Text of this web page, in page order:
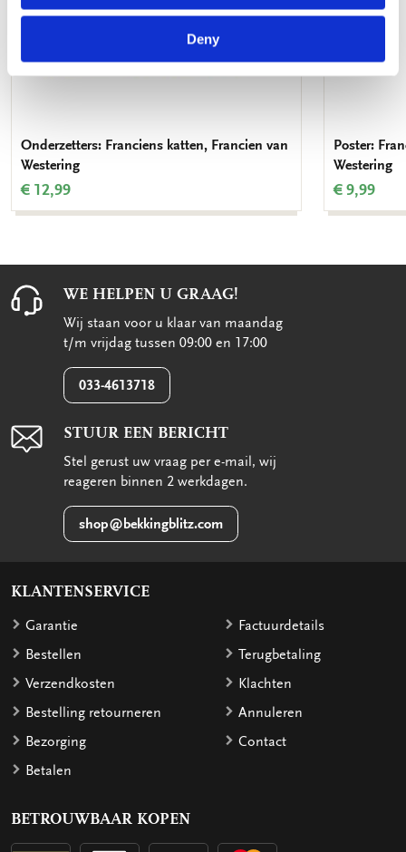
Deny
Onderzetters: Franciens katten, Francien van
Westering
€ 12,99
Poster:
Westering
€ 9,99
WE HELPEN U GRAAG!
Wij staan voor u klaar van maandag
t/m vrijdag tussen 09:00 en 17:00
033-4613718
STUUR EEN BERICHT
Stel gerust uw vraag per e-mail, wij
reageren binnen 2 werkdagen.
shop@bekkingblitz.com
KLANTENSERVICE
Garantie
Bestellen
Verzendkosten
Bestelling retourneren
Bezorging
Betalen
Factuurdetails
Terugbetaling
Klachten
Annuleren
Contact
BETROUWBAAR KOPEN